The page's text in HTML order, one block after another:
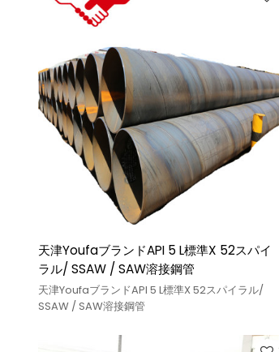
天津YoufaブランドAPI 5 L標準X 52スパイ
ラル/ SSAW / SAW溶接鋼管
天津YoufaブランドAPI 5 L標準X 52スパイラル/
SSAW / SAW溶接鋼管